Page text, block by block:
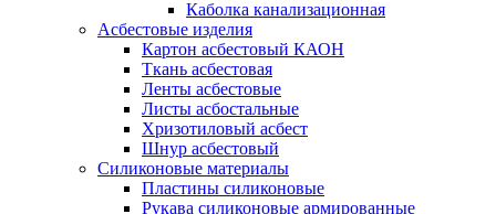
Каболка канализационная
Асбестовые изделия
Картон асбестовый КАОН
Ткань асбестовая
Ленты асбестовые
Листы асбостальные
Хризотиловый асбеcт
Шнур асбестовый
Силиконовые материалы
Пластины силиконовые
Рукава силиконовые армированные